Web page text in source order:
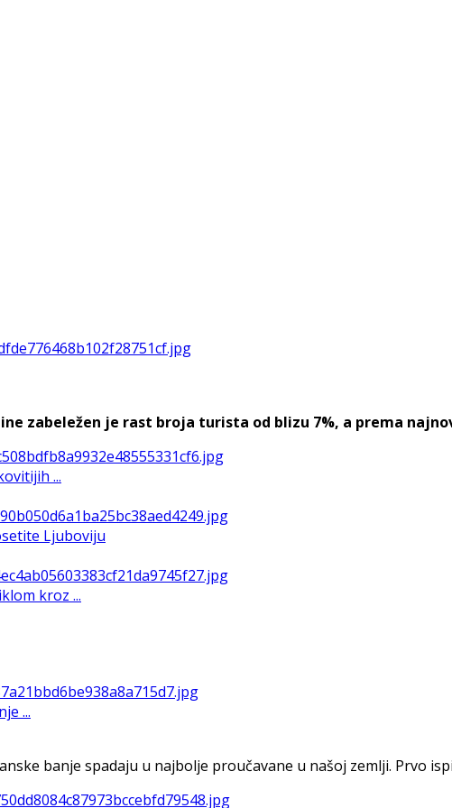
zabeležen je rast broja turista od blizu 7%, a prema
...
Ljuboviju
kroz ...
...
banje spadaju u najbolje proučavane u našoj zemlji. Prvo